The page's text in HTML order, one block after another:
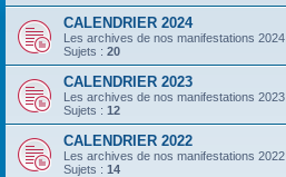
CALENDRIER 2024
Les archives de nos manifestations 2024
Sujets : 20
CALENDRIER 2023
Les archives de nos manifestations 2023
Sujets : 12
CALENDRIER 2022
Les archives de nos manifestations 2022
Sujets : 14